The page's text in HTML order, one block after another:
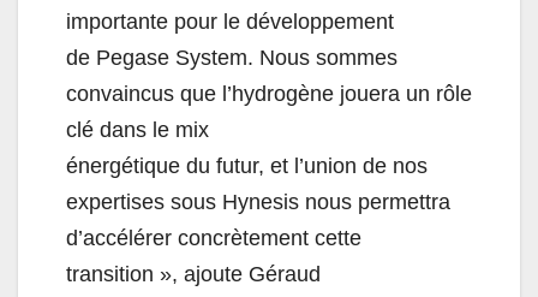
importante pour le développement
de Pegase System. Nous sommes
convaincus que l’hydrogène jouera un rôle
clé dans le mix
énergétique du futur, et l’union de nos
expertises sous Hynesis nous permettra
d’accélérer concrètement cette
transition », ajoute Géraud